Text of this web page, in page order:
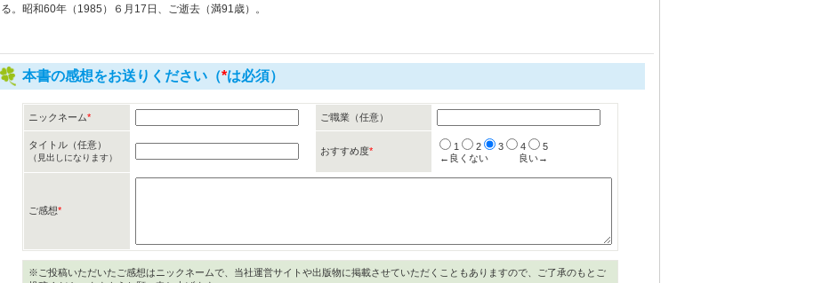
る。昭和60年（1985）６月17日、ご逝去（満91歳）。
本書の感想をお送りください（*は必須）
ニックネーム* ご職業（任意）
タイトル（任意）
（見出しになります）
おすすめ度* 1 2 3 4
5
←良くない
良い→
ご感想*
※ご投稿いただいたご感想はニックネームで、当社運営サイトや出版物に掲載させていただくこともありますので、ご了承のもとご